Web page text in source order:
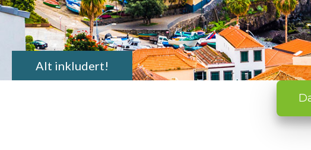
Alt inkludert!